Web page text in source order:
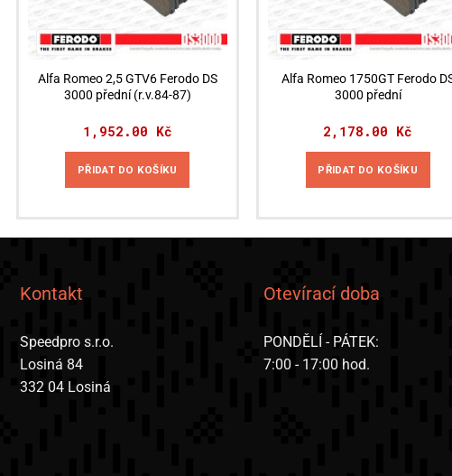
Alfa Romeo 2,5 GTV6 Ferodo DS
3000 přední (r.v.84-87)
1,952.00 Kč
PŘIDAT DO KOŠÍKU
Alfa Romeo 1750GT Ferodo
3000 přední
2,178.00 Kč
PŘIDAT DO KOŠÍKU
Kontakt
Speedpro s.r.o.
Losiná 84
332 04 Losiná
Otevírací doba
PONDĚLÍ - PÁTEK:
7:00 - 17:00 hod.